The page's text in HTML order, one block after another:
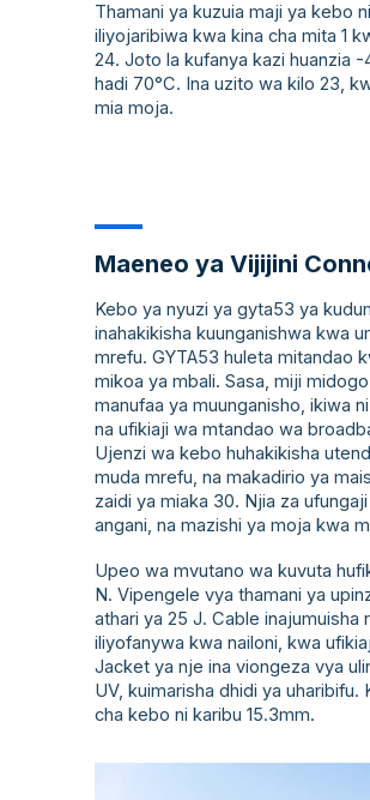
Thamani ya kuzuia maji ya kebo
iliyojaribiwa kwa kina cha mita 1
24. Joto la kufanya kazi huanzia -
hadi 70°C. Ina uzito wa kilo 23,
mia moja.
Maeneo ya Vijijini
Kebo ya nyuzi ya gyta53 ya
inahakikisha kuunganishwa kwa
mrefu. GYTA53 huleta mitandao
mikoa ya mbali. Sasa, miji
manufaa ya muunganisho, ikiwa
na ufikiaji wa mtandao wa
Ujenzi wa kebo huhakikisha
muda mrefu, na makadirio ya
zaidi ya miaka 30. Njia za
angani, na mazishi ya moja kwa
Upeo wa mvutano wa kuvuta
N. Vipengele vya thamani ya
athari ya 25 J. Cable inajumuisha
iliyofanywa kwa nailoni, kwa
Jacket ya nje ina viongeza vya
UV, kuimarisha dhidi ya uharibifu.
cha kebo ni karibu 15.3mm.